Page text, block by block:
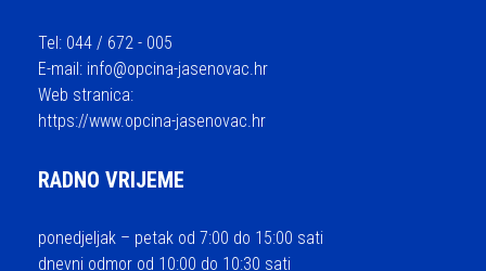
Tel: 044 / 672 - 005
E-mail: info@opcina-jasenovac.hr
Web stranica:
https://www.opcina-jasenovac.hr
RADNO VRIJEME
ponedjeljak – petak od 7:00 do 15:00 sati
dnevni odmor od 10:00 do 10:30 sati